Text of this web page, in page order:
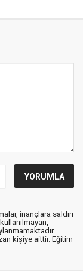
inançlara saldırı
kişiye aittir. Eğitim